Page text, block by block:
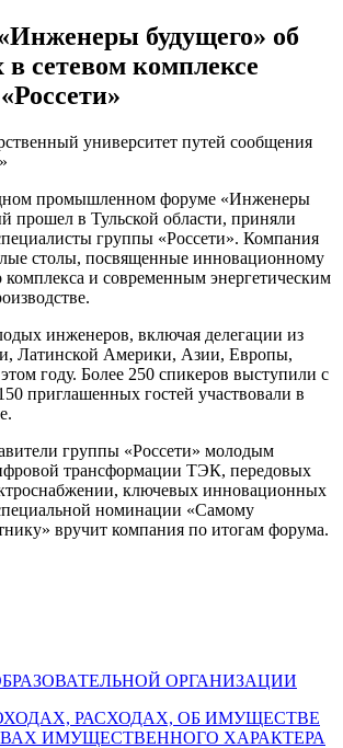
будущего» об
сетевом комплексе
университет путей сообщения
промышленном форуме «Инженеры
прошел в Тульской области, приняли
группы «Россети». Компания
столы, посвященные инновационному
комплекса и современным энергетическим
инженеров, включая делегации из
Латинской Америки, Азии, Европы,
году. Более 250 спикеров выступили с
приглашенных гостей участвовали в
группы «Россети» молодым
трансформации ТЭК, передовых
ключевых инновационных
номинации «Самому
вручит компания по итогам форума.
ОРГАНИЗАЦИИ
РАСХОДАХ, ОБ ИМУЩЕСТВЕ
ИМУЩЕСТВЕННОГО ХАРАКТЕРА